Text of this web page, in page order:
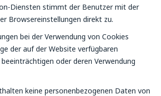
Diensten stimmt der Benutzer mit der
Browsereinstellungen direkt zu.
bei der Verwendung von Cookies
der auf der Website verfügbaren
oder deren Verwendung
keine personenbezogenen Daten von